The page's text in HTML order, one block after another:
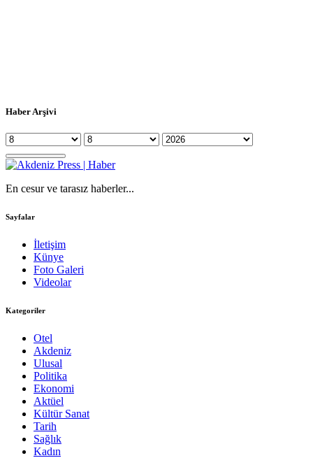
Haber Arşivi
En cesur ve tarasız haberler...
Sayfalar
İletişim
Künye
Foto Galeri
Videolar
Kategoriler
Otel
Akdeniz
Ulusal
Politika
Ekonomi
Aktüel
Kültür Sanat
Tarih
Sağlık
Kadın